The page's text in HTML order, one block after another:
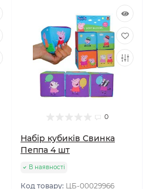
0
Набір кубиків Свинка
Пеппа 4 шт
В наявності
Код товару: ЦБ-00029966